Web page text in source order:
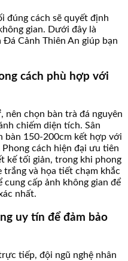
đúng cách sẽ quyết định
gian. Dưới đây là
Cảnh Thiên An giúp bạn
cách phù hợp với
chọn bàn trà đá nguyên
chiếm diện tích. Sân
bàn 150-200cm kết hợp với
cách hiện đại ưu tiên
kế tối giản, trong khi phong
và họa tiết chạm khắc
cấp ảnh không gian để
nhất.
uy tín để đảm bảo
tiếp, đội ngũ nghệ nhân